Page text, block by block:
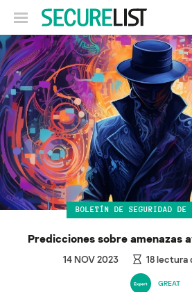
BOLETÍN DE SEGURIDAD DE
Predicciones sobre amenazas
14 NOV 2023 18lectura
GREAT